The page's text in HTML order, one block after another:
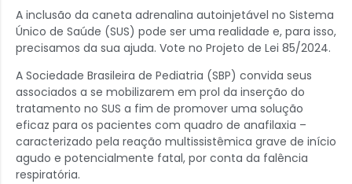
A inclusão da caneta adrenalina autoinjetável no Sistema
Único de Saúde (SUS) pode ser uma realidade e, para isso,
precisamos da sua ajuda. Vote no Projeto de Lei 85/2024.
A Sociedade Brasileira de Pediatria (SBP) convida seus
associados a se mobilizarem em prol da inserção do
tratamento no SUS a fim de promover uma solução
eficaz para os pacientes com quadro de anafilaxia –
caracterizado pela reação multissistêmica grave de início
agudo e potencialmente fatal, por conta da falência
respiratória.